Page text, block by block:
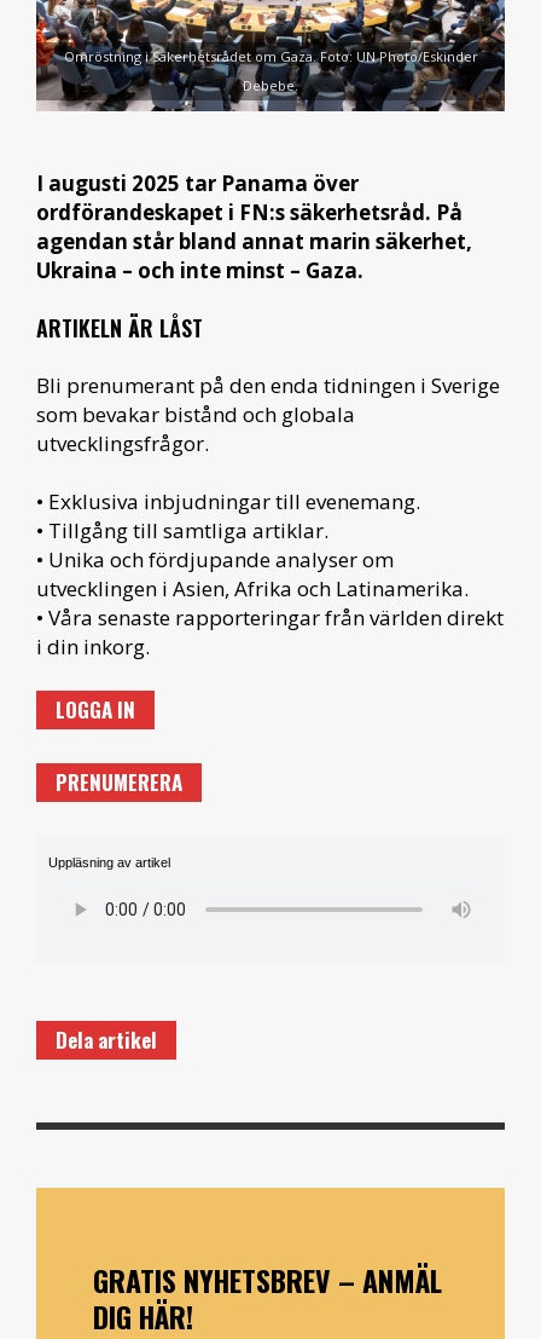
Omröstning i Säkerhetsrådet om Gaza. Foto: UN Photo/Eskinder
Debebe.
I augusti 2025 tar Panama över
ordförandeskapet i FN:s säkerhetsråd. På
agendan står bland annat marin säkerhet,
Ukraina – och inte minst – Gaza.
ARTIKELN ÄR LÅST
Bli prenumerant på den enda tidningen i Sverige
som bevakar bistånd och globala
utvecklingsfrågor.
• Exklusiva inbjudningar till evenemang.
• Tillgång till samtliga artiklar.
• Unika och fördjupande analyser om
utvecklingen i Asien, Afrika och Latinamerika.
• Våra senaste rapporteringar från världen direkt
i din inkorg.
LOGGA IN
PRENUMERERA
Uppläsning av artikel
Dela artikel
GRATIS NYHETSBREV – ANMÄL
DIG HÄR!